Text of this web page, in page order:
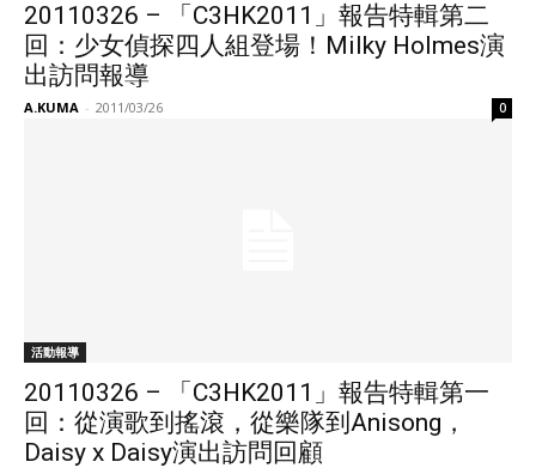
20110326 – 「C3HK2011」報告特輯第二
回：少女偵探四人組登場！Milky Holmes演
出訪問報導
A.KUMA - 2011/03/26 0
活動報導
20110326 – 「C3HK2011」報告特輯第一
回：從演歌到搖滾，從樂隊到Anisong，
Daisy x Daisy演出訪問回顧